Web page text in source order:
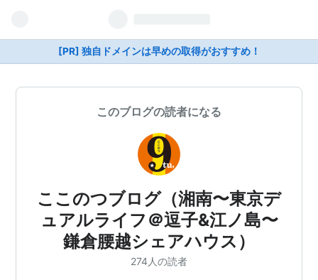
[PR] 独自ドメインは早めの取得がおすすめ！
このブログの読者になる
ここのつブログ（湘南〜東京デ
ュアルライフ＠逗子&江ノ島〜
鎌倉腰越シェアハウス）
274人の読者